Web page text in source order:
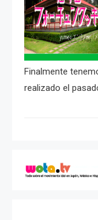
Finalmente
realizado el